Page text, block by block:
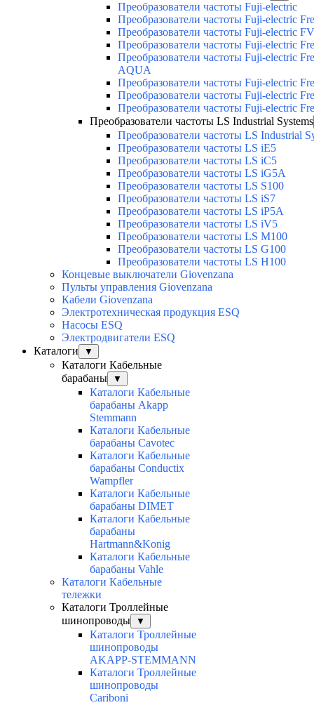
Преобразователи частоты Fuji-electric
Преобразователи частоты Fuji-electric
Преобразователи частоты Fuji-electric
Преобразователи частоты Fuji-electric
Преобразователи частоты Fuji-electric
AQUA
Преобразователи частоты Fuji-electric
Преобразователи частоты Fuji-electric
Преобразователи частоты Fuji-electric
Преобразователи частоты LS Industrial Systems
Преобразователи частоты LS Industrial
Преобразователи частоты LS iE5
Преобразователи частоты LS iC5
Преобразователи частоты LS iG5A
Преобразователи частоты LS S100
Преобразователи частоты LS iS7
Преобразователи частоты LS iP5A
Преобразователи частоты LS iV5
Преобразователи частоты LS M100
Преобразователи частоты LS G100
Преобразователи частоты LS H100
Концевые выключатели Giovenzana
Пульты управления Giovenzana
Кабели Giovenzana
Электротехническая продукция ESQ
Насосы ESQ
Электродвигатели ESQ
Каталоги
▼
Каталоги Кабельные
барабаны
▼
Каталоги Кабельные
барабаны Akapp
Stemmann
Каталоги Кабельные
барабаны Cavotec
Каталоги Кабельные
барабаны Conductix
Wampfler
Каталоги Кабельные
барабаны DIMET
Каталоги Кабельные
барабаны
Hartmann&Konig
Каталоги Кабельные
барабаны Vahle
Каталоги Кабельные
тележки
Каталоги Троллейные
шинопроводы
▼
Каталоги Троллейные
шинопроводы
AKAPP-STEMMANN
Каталоги Троллейные
шинопроводы
Cariboni